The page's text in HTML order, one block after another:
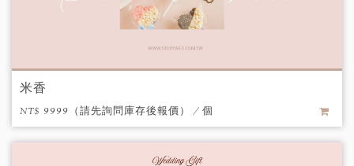
米香
NT$ 9999（請先詢問庫存後報價） / 個